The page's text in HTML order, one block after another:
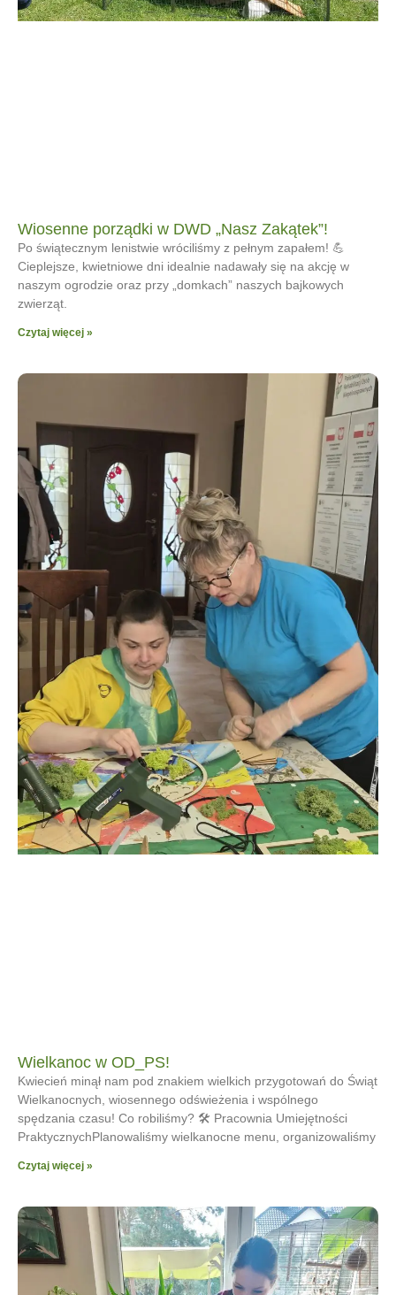
Wiosenne porządki w DWD „Nasz Zakątek”!
Po świątecznym lenistwie wróciliśmy z pełnym zapałem! 💪
Cieplejsze, kwietniowe dni idealnie nadawały się na akcję w
naszym ogrodzie oraz przy „domkach” naszych bajkowych
zwierząt.
Czytaj więcej »
Wielkanoc w OD_PS!
Kwiecień minął nam pod znakiem wielkich przygotowań do Świąt
Wielkanocnych, wiosennego odświeżenia i wspólnego
spędzania czasu! Co robiliśmy? 🛠 Pracownia Umiejętności
PraktycznychPlanowaliśmy wielkanocne menu, organizowaliśmy
Czytaj więcej »